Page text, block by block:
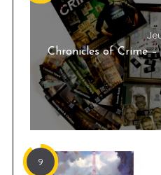
Chronicles of Crime –
9